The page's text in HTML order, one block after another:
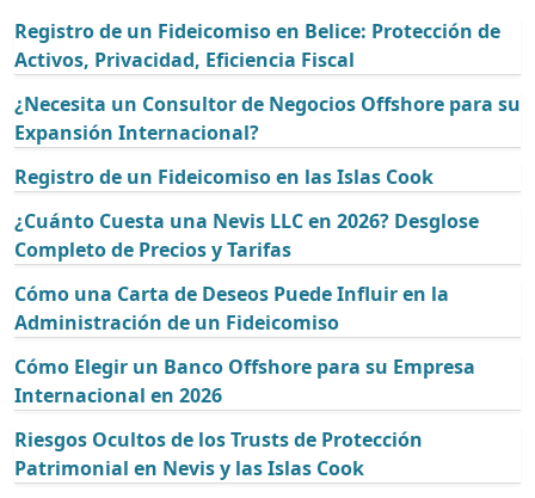
Registro de un Fideicomiso en Belice: Protección de
Activos, Privacidad, Eficiencia Fiscal
¿Necesita un Consultor de Negocios Offshore para su
Expansión Internacional?
Registro de un Fideicomiso en las Islas Cook
¿Cuánto Cuesta una Nevis LLC en 2026? Desglose
Completo de Precios y Tarifas
Cómo una Carta de Deseos Puede Influir en la
Administración de un Fideicomiso
Cómo Elegir un Banco Offshore para su Empresa
Internacional en 2026
Riesgos Ocultos de los Trusts de Protección
Patrimonial en Nevis y las Islas Cook